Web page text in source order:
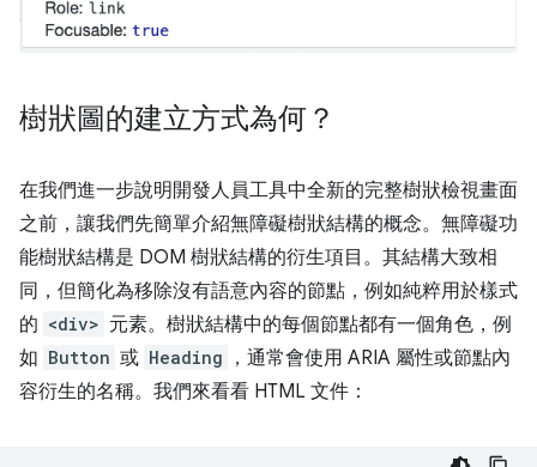
樹狀圖的建立方式為何？
在我們進一步說明開發人員工具中全新的完整樹狀檢視畫面
之前，讓我們先簡單介紹無障礙樹狀結構的概念。無障礙功
能樹狀結構是 DOM 樹狀結構的衍生項目。其結構大致相
同，但簡化為移除沒有語意內容的節點，例如純粹用於樣式
的 <div> 元素。樹狀結構中的每個節點都有一個角色，例
如 Button 或 Heading
，通常會使用 ARIA 屬性或節點內
容衍生的名稱。我們來看看 HTML 文件：